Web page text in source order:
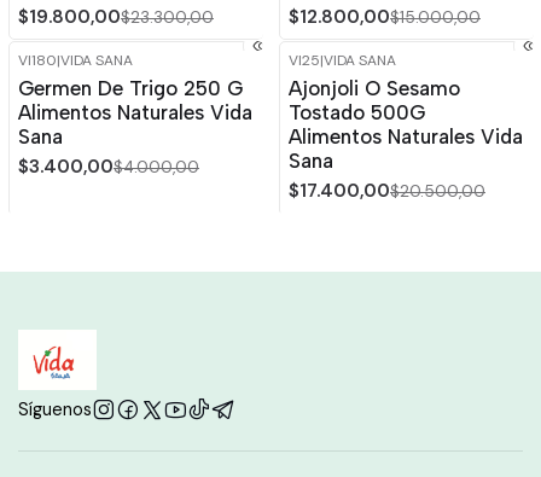
$19.800,00$23.300,00
$12.800,00$15.000,00
-15%OFF
Agotado
VI180|VIDA SANA
Germen De Trigo 250 G
Alimentos Naturales Vida
Sana
$3.400,00$4.000,00
-15%OFF
VI25|VIDA SANA
Ajonjoli O Sesamo
Tostado 500G
Alimentos Naturales Vida
Sana
$17.400,00$20.500,00
Síguenos